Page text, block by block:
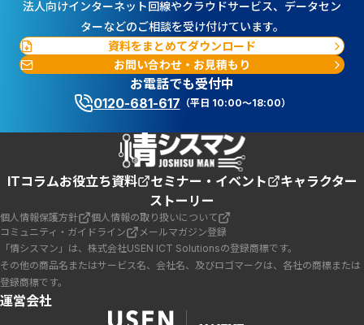
法人向けインターネット回線やクラウドサービス、データセン
ターなどのご相談を受け付けています。
資料をまとめてダウンロード
お問い合わせ・お見積もり
お電話でも受付中
0120-681-617 （平日 10:00～18:00）
ITコラムお役立ち資料 セミナー・イベント
キャラクター
ストーリー
個人情報保護方針
個人情報の取り扱いについて
コミュニティ・ガイドライン
メールマガジン登録
「情シスマン」は、株式会社USEN ICT Solutionsの登録商標です。
その他の商品名またはサービス名、会社名、及びロゴマークは、各社の商標または
登録商標です。
運営会社